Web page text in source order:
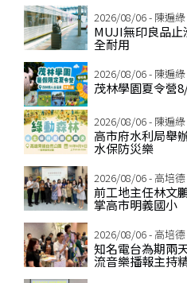
2026/08/06 - 陳遍綠
MUJI無印良品止
全耐用
2026/08/06 - 陳遍綠
茂林學園夏令營
2026/08/06 - 陳遍綠
高市府水利局舉
水保防災樂
2026/08/06 - 高培德
前工地主任林文
掌高市明義國小
2026/08/06 - 高培德
知名電台為期兩
流音樂播報主持